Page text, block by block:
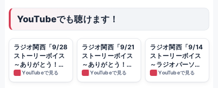
YouTubeでも聴けます！
ラジオ関西「9/28
ストーリーボイス
～ありがとう！ス
トーリーボイス編
～」 ～100年繁盛
YouTubeで見る
ラジオ関西「9/21
ストーリーボイス
～ありがとう！ス
トーリーボイス編
～」 ～100年繁盛
YouTubeで見る
ラジオ関西「9/14
ストーリーボイス
～ラジオパーソナ
リティ編～」 ～
100年繁盛を目指
YouTubeで見る